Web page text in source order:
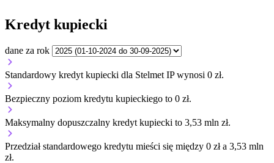
Kredyt kupiecki
dane za rok
Standardowy kredyt kupiecki dla Stelmet IP wynosi 0 zł.
Bezpieczny poziom kredytu kupieckiego to 0 zł.
Maksymalny dopuszczalny kredyt kupiecki to 3,53 mln zł.
Przedział standardowego kredytu mieści się między 0 zł a 3,53 mln
zł.